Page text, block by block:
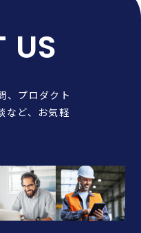
US
、プロダクト
など、お気軽